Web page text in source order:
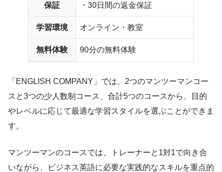
保証 ・30日間の返金保証
学習環境 オンライン・教室
無料体験 90分の無料体験
「ENGLISH COMPANY」では、2つのマンツーマンコー
スと3つの少人数制コース、合計5つのコースから、目的
やレベルに応じて最適な学習スタイルを選ぶことができま
す。
マンツーマンのコースでは、トレーナーと1対1で向き合
いながら、ビジネス英語に必要な実践的なスキルを重点的